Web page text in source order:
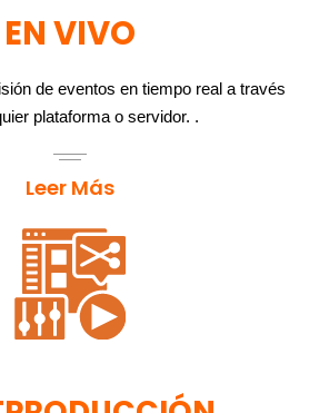
EN VIVO
de eventos en tiempo real a través
plataforma o servidor. .
Leer Más